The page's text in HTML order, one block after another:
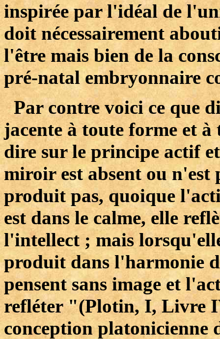
inspirée par l'idéal de
doit nécessairement
l'être mais bien de la
pré-natal embryonnaire
Par contre voici ce que
jacente à toute forme et à
dire sur le principe actif
miroir est absent ou n'est
produit pas, quoique
est dans le calme, elle
l'intellect ; mais
produit dans l'harmonie
pensent sans image et
refléter "(Plotin, I, Livre
conception platonicienne